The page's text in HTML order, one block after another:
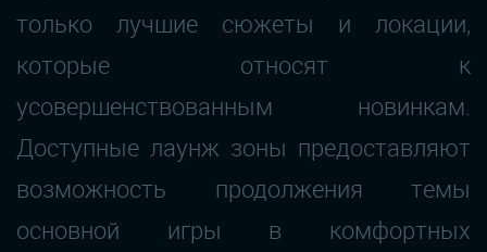
только лучшие сюжеты и локации,
которые относят к
усовершенствованным новинкам.
Доступные лаунж зоны предоставляют
возможность продолжения темы
основной игры в комфортных